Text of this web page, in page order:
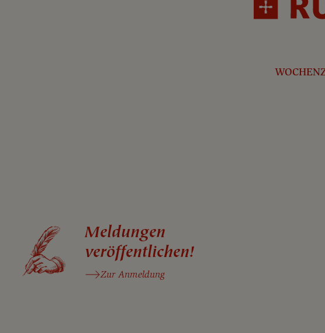
Meldungen
veröffentlichen!
Zur Anmeldung